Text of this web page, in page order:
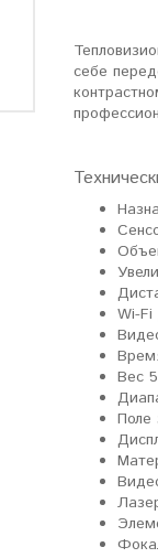
себе
Wi-
Вес
Поле